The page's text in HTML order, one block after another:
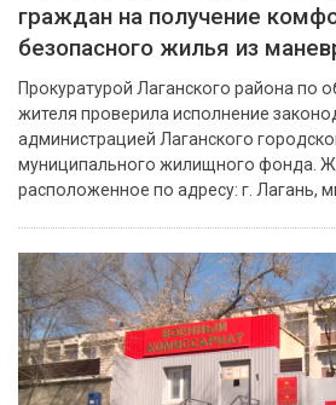
граждан на получение
безопасного жилья из
Прокуратурой Лаганского района по
жителя проверила исполнение
администрацией Лаганского
муниципального жилищного фонда.
расположенное по адресу: г. Лагань,